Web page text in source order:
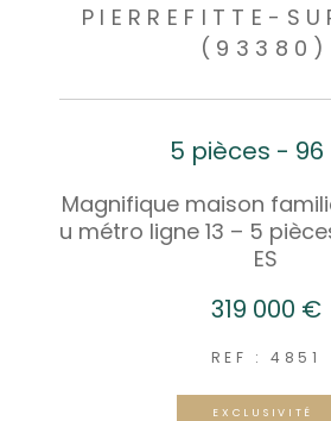
PIERREFITTE-
(93380)
5 pièces - 96
Magnifique maison
u métro ligne 13 – 5
ES
319 000 €
REF : 4851
EXCLUSIVITÉ